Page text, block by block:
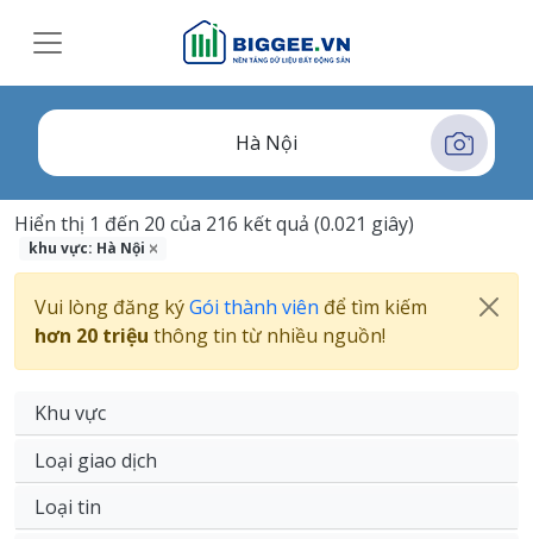
Hiển thị 1 đến 20 của 216 kết quả (0.021 giây)
khu vực: Hà Nội
Vui lòng đăng kýGói thành viên để tìm kiếm
hơn 20 triệu thông tin từ nhiều nguồn!
Khu vực
Loại giao dịch
Loại tin